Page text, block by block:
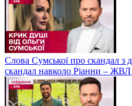
Слова Сумської про скандал з
скандал навколо Ріанни – ЖВЛ